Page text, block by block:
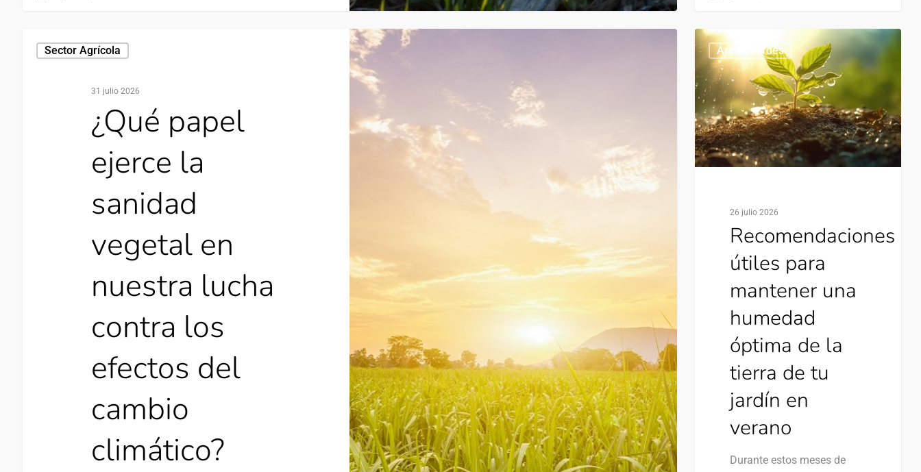
Sector Agrícola
31 julio 2026
¿Qué papel
ejerce la
sanidad
vegetal en
nuestra lucha
contra los
efectos del
cambio
climático?
Áreas Verdes
26 julio 2026
Recomendaciones
útiles para
mantener una
humedad
óptima de la
tierra de tu
jardín en
verano
Durante estos meses de